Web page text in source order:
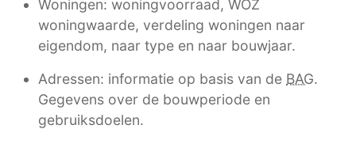
Woningen: woningvoorraad, WOZ
woningwaarde, verdeling woningen naar
eigendom, naar type en naar bouwjaar.
Adressen: informatie op basis van de BAG.
Gegevens over de bouwperiode en
gebruiksdoelen.